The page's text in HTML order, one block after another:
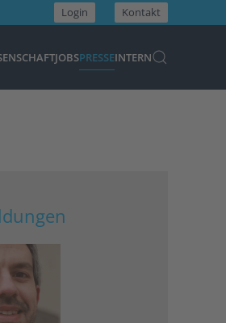
Login Kontakt
JOBSPRESSEINTERN